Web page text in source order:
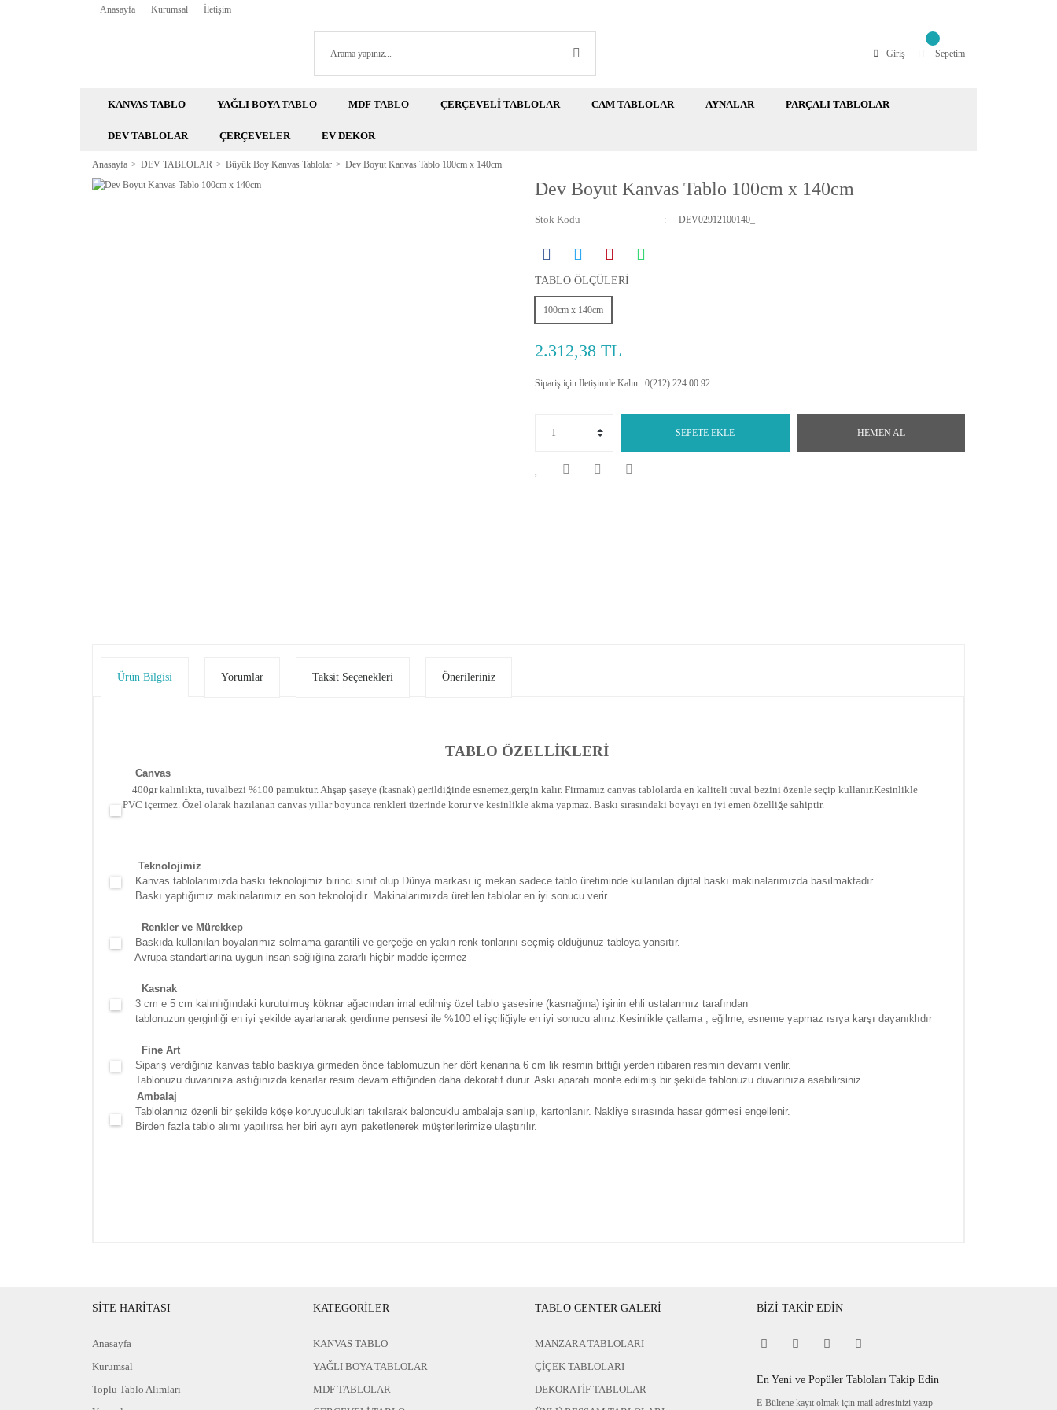
Anasayfa Kurumsal İletişim
Giriş Sepetim
KANVAS TABLO YAĞLI BOYA TABLO MDF TABLO ÇERÇEVELİ TABLOLAR CAM TABLOLAR AYNALAR PARÇALI TABLOLAR
DEV TABLOLAR ÇERÇEVELER EV DEKOR
Anasayfa DEV TABLOLAR Büyük Boy Kanvas Tablolar Dev Boyut Kanvas Tablo 100cm x 140cm
Dev Boyut Kanvas Tablo 100cm x 140cm
Stok Kodu DEV02912100140_
TABLO ÖLÇÜLERİ
100cm x 140cm
2.312,38 TL
Sipariş için İletişimde Kalın : 0(212) 224 00 92
SEPETE EKLE HEMEN AL
Ürün Bilgisi Yorumlar Taksit Seçenekleri Önerileriniz
TABLO ÖZELLİKLERİ
Canvas
400gr kalınlıkta, tuvalbezi %100 pamuktur. Ahşap şaseye (kasnak) gerildiğinde esnemez,gergin kalır. Firmamız canvas tablolarda en kaliteli tuval bezini özenle seçip kullanır.Kesinlikle
PVC içermez. Özel olarak hazılanan canvas yıllar boyunca renkleri üzerinde korur ve kesinlikle akma yapmaz. Baskı sırasındaki boyayı en iyi emen özelliğe sahiptir.
Teknolojimiz
Kanvas tablolarımızda baskı teknolojimiz birinci sınıf olup Dünya markası iç mekan sadece tablo üretiminde kullanılan dijital baskı makinalarımızda basılmaktadır.
Baskı yaptığımız makinalarımız en son teknolojidir. Makinalarımızda üretilen tablolar en iyi sonucu verir.
Renkler ve Mürekkep
Baskıda kullanılan boyalarımız solmama garantili ve gerçeğe en yakın renk tonlarını seçmiş olduğunuz tabloya yansıtır.
Avrupa standartlarına uygun insan sağlığına zararlı hiçbir madde içermez
Kasnak
3 cm e 5 cm kalınlığındaki kurutulmuş köknar ağacından imal edilmiş özel tablo şasesine (kasnağına) işinin ehli ustalarımız tarafından
tablonuzun gerginliği en iyi şekilde ayarlanarak gerdirme pensesi ile %100 el işçiliğiyle en iyi sonucu alırız.Kesinlikle çatlama , eğilme, esneme yapmaz ısıya karşı dayanıklıdır
Fine Art
Sipariş verdiğiniz kanvas tablo baskıya girmeden önce tablomuzun her dört kenarına 6 cm lik resmin bittiği yerden itibaren resmin devamı verilir.
Tablonuzu duvarınıza astığınızda kenarlar resim devam ettiğinden daha dekoratif durur. Askı aparatı monte edilmiş bir şekilde tablonuzu duvarınıza asabilirsiniz
Ambalaj
Tablolarınız özenli bir şekilde köşe koruyuculukları takılarak baloncuklu ambalaja sarılıp, kartonlanır. Nakliye sırasında hasar görmesi engellenir.
Birden fazla tablo alımı yapılırsa her biri ayrı ayrı paketlenerek müşterilerimize ulaştırılır.
SİTE HARİTASI
Anasayfa
Kurumsal
Toplu Tablo Alımları
KATEGORİLER
KANVAS TABLO
YAĞLI BOYA TABLOLAR
MDF TABLOLAR
TABLO CENTER GALERİ
MANZARA TABLOLARI
ÇİÇEK TABLOLARI
DEKORATİF TABLOLAR
BİZİ TAKİP EDİN
En Yeni ve Popüler Tabloları Takip Edin
E-Bültene kayıt olmak için mail adresinizi yazıp